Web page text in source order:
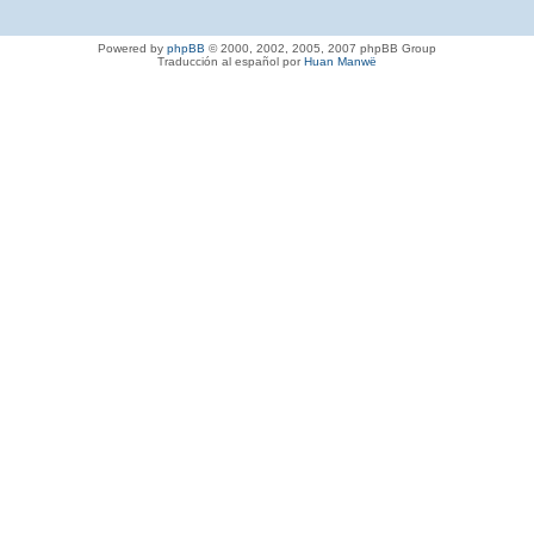
Powered by phpBB © 2000, 2002, 2005, 2007 phpBB Group
Traducción al español porHuan Manwë